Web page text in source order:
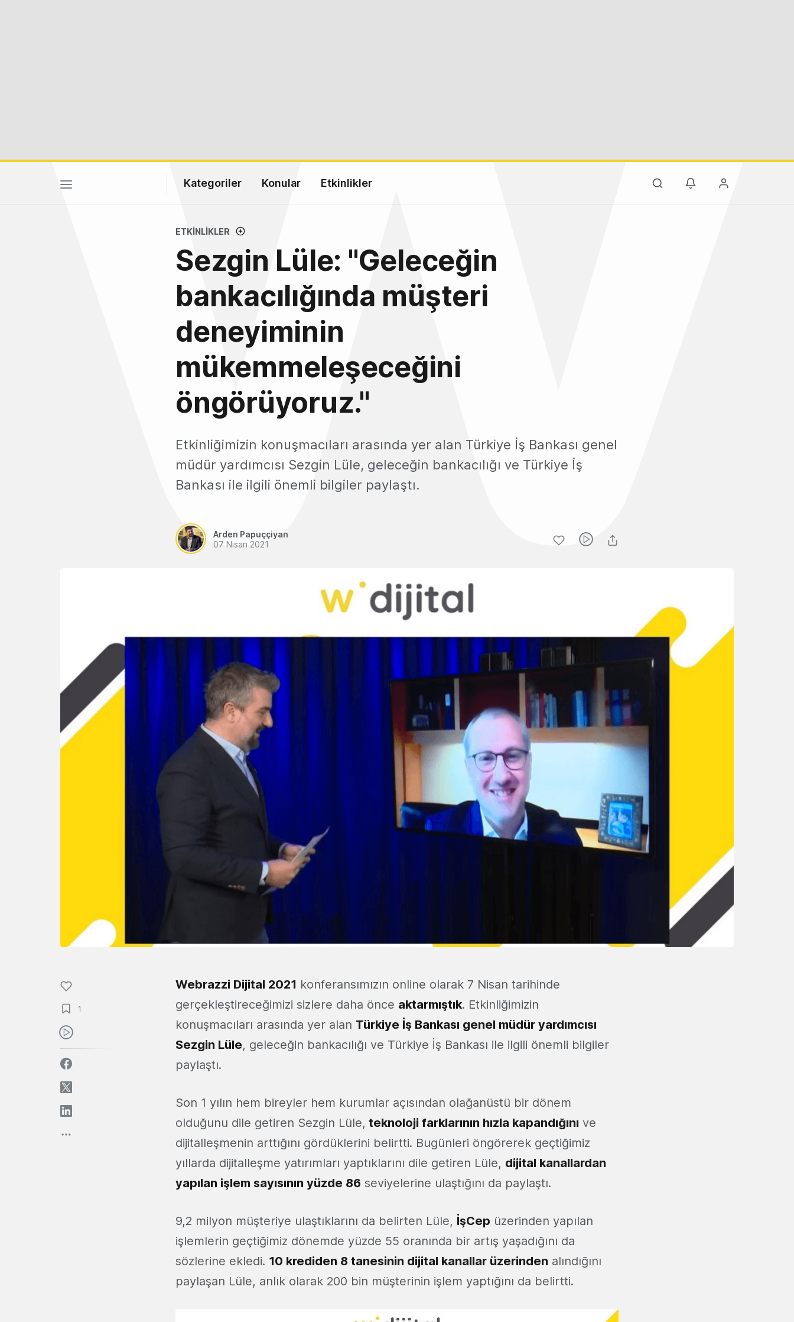
Kategoriler Konular Etkinlikler
ETKINLIKLER
Sezgin Lüle: "Geleceğin
bankacılığında müşteri
deneyiminin
mükemmeleşeceğini
öngörüyoruz."
Etkinliğimizin konuşmacıları arasında yer alan Türkiye İş Bankası genel
müdür yardımcısı Sezgin Lüle, geleceğin bankacılığı ve Türkiye İş
Bankası ile ilgili önemli bilgiler paylaştı.
Arden Papuççiyan
07 Nisan 2021
1
Webrazzi Dijital 2021 konferansımızın online olarak 7 Nisan tarihinde
gerçekleştireceğimizi sizlere daha önce aktarmıştık. Etkinliğimizin
konuşmacıları arasında yer alan Türkiye İş Bankası genel müdür yardımcısı
Sezgin Lüle, geleceğin bankacılığı ve Türkiye İş Bankası ile ilgili önemli bilgiler
paylaştı.
Son 1 yılın hem bireyler hem kurumlar açısından olağanüstü bir dönem
olduğunu dile getiren Sezgin Lüle, teknoloji farklarının hızla kapandığını ve
dijitalleşmenin arttığını gördüklerini belirtti. Bugünleri öngörerek geçtiğimiz
yıllarda dijitalleşme yatırımları yaptıklarını dile getiren Lüle, dijital kanallardan
yapılan işlem sayısının yüzde 86 seviyelerine ulaştığını da paylaştı.
9,2 milyon müşteriye ulaştıklarını da belirten Lüle, İşCep üzerinden yapılan
işlemlerin geçtiğimiz dönemde yüzde 55 oranında bir artış yaşadığını da
sözlerine ekledi. 10 krediden 8 tanesinin dijital kanallar üzerinden alındığını
paylaşan Lüle, anlık olarak 200 bin müşterinin işlem yaptığını da belirtti.